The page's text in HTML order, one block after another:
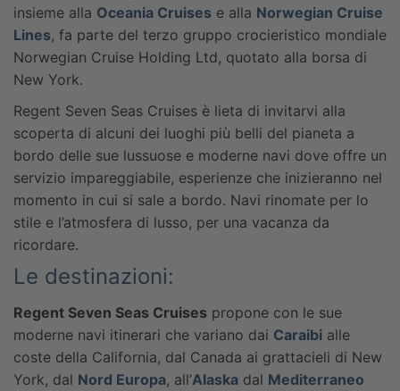
insieme alla Oceania Cruises e alla Norwegian Cruise
Lines, fa parte del terzo gruppo crocieristico mondiale
Norwegian Cruise Holding Ltd, quotato alla borsa di
New York.
Regent Seven Seas Cruises è lieta di invitarvi alla
scoperta di alcuni dei luoghi più belli del pianeta a
bordo delle sue lussuose e moderne navi dove offre un
servizio impareggiabile, esperienze che inizieranno nel
momento in cui si sale a bordo. Navi rinomate per lo
stile e l’atmosfera di lusso, per una vacanza da
ricordare.
Le destinazioni:
Regent Seven Seas Cruises propone con le sue
moderne navi itinerari che variano dai Caraibi alle
coste della California, dal Canada ai grattacieli di New
York, dal Nord Europa, all’Alaska dal Mediterraneo